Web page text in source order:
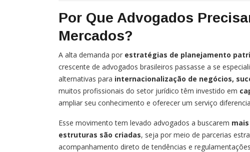
Por Que Advogados
Mercados?
A alta demanda por estratégias de planejamento
crescente de advogados brasileiros passasse a se
alternativas para internacionalização de negócios,
muitos profissionais do setor jurídico têm investido em
ampliar seu conhecimento e oferecer um serviço
Esse movimento tem levado advogados a buscarem
estruturas são criadas, seja por meio de parcerias
acompanhamento direto de tendências e